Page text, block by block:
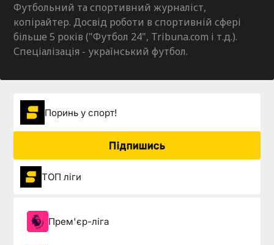
Футбольний та спортивний журналіст,
копірайтер. Досвід роботи в спортивній сфері
більше 5 років ("Футбол 24", Tribuna.com і т.д.).
Спеціалізація - український футбол.
Поринь у спорт!
Підпишись
ТОП ліги
Прем'єр-ліга